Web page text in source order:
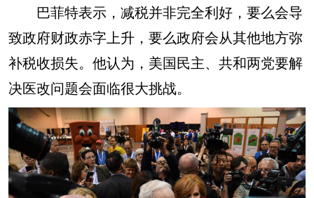
巴菲特表示，减税并非完全利好，要么会导
致政府财政赤字上升，要么政府会从其他地方弥
补税收损失。他认为，美国民主、共和两党要解
决医改问题会面临很大挑战。